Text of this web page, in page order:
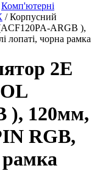
Комп'ютерні
/ Корпусний
ARGB ),
лопаті, чорна рамка
2E
), 120мм,
RGB,
рамка